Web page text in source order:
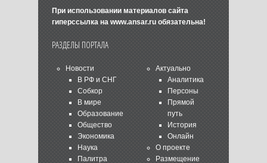
При использовании материалов сайта
гиперссылка на www.ansar.ruобязательна!
РАЗДЕЛЫ ПОРТАЛА
Новости
В РФ и СНГ
Собкор
В мире
Образование
Общество
Экономика
Наука
Палитра
Актуально
Аналитика
Персоны
Прямой
путь
История
Онлайн
О проекте
Размещение